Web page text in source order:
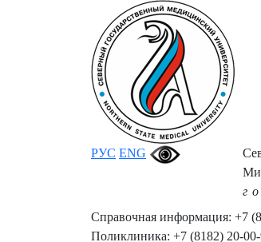
РУС ENG
Справочная информация: +7
Поликлиника: +7 (8182) 20-